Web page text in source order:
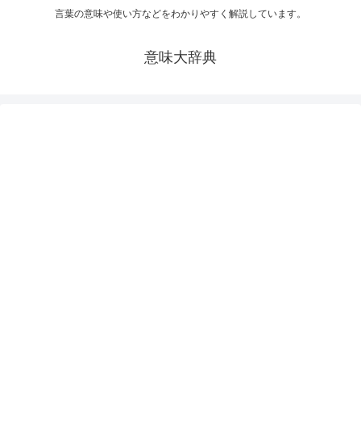
言葉の意味や使い方などをわかりやすく解説しています。
意味大辞典